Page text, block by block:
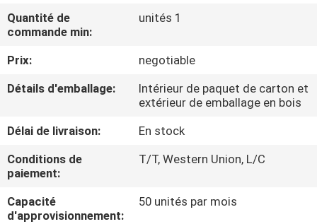
VISITE
D'USINE
CONTRÔLE
QUALITÉ
CONTACTEZ-
NOUS
Quantité de
commande min:
unités 1
Prix:
negotiable
Détails d'emballage:
Intérieur de paquet de carton et
extérieur de emballage en bois
Délai de livraison:
En stock
Conditions de
paiement:
T/T, Western Union, L/C
Capacité
d'approvisionnement:
50 unités par mois